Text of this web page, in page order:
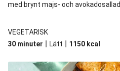
med brynt majs- och avokadosallad
VEGETARISK
30 minuter | Lätt | 1150 kcal